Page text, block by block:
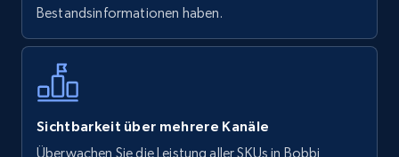
using specific category URL
Bestandsinformationen haben.
Sichtbarkeit über mehrere Kanäle
Überwachen Sie die Leistung aller SKUs in Bobbi